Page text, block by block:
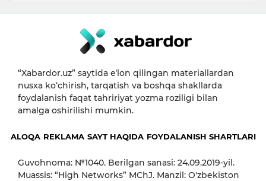
“Xabardor.uz” saytida eʼlon qilingan materiallardan
nusxa ko‘chirish, tarqatish va boshqa shakllarda
foydalanish faqat tahririyat yozma roziligi bilan
amalga oshirilishi mumkin.
ALOQA REKLAMA SAYT HAQIDA FOYDALANISH SHARTLARI
Guvohnoma: №1040. Berilgan sanasi: 24.09.2019-yil.
Muassis: “High Networks” MChJ. Manzil: O'zbekiston